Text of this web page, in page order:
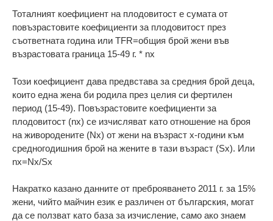
Тоталният коефициент на плодовитост е сумата от
повъзрастовите коефициенти за плодовитост през
съответната година или TFR=общия брой жени във
възрастовата граница 15-49 г. * nx
Този коефициент дава предвстава за средния брой деца,
които една жена би родила през целия си фертилен
период (15-49). Повъзрастовите коефициенти за
плодовитост (nx) се изчисляват като отношение на броя
на живородените (Nx) от жени на възраст х-години към
средногодишния брой на жените в тази възраст (Sx). Или
nx=Nx/Sx
Накратко казано данните от преброяването 2011 г. за 15%
жени, чийто майчин език е различен от българския, могат
да се ползват като база за изчисление, само ако знаем